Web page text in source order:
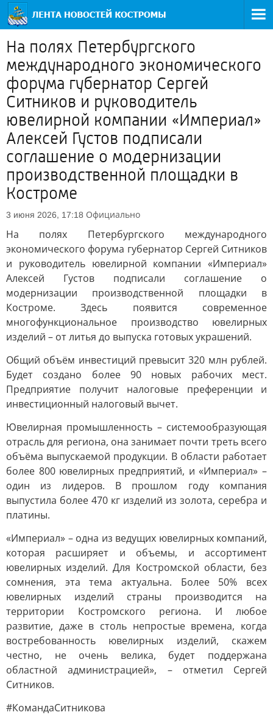
На полях Петербургского
международного экономического
форума губернатор Сергей
Ситников и руководитель
ювелирной компании «Империал»
Алексей Густов подписали
соглашение о модернизации
производственной площадки в
Костроме
3 июня 2026, 17:18 Официально
На полях Петербургского международного
экономического форума губернатор Сергей Ситников
и руководитель ювелирной компании «Империал»
Алексей Густов подписали соглашение о
модернизации производственной площадки в
Костроме. Здесь появится современное
многофункциональное производство ювелирных
изделий – от литья до выпуска готовых украшений.
Общий объём инвестиций превысит 320 млн рублей.
Будет создано более 90 новых рабочих мест.
Предприятие получит налоговые преференции и
инвестиционный налоговый вычет.
Ювелирная промышленность – системообразующая
отрасль для региона, она занимает почти треть всего
объёма выпускаемой продукции. В области работает
более 800 ювелирных предприятий, и «Империал» –
один из лидеров. В прошлом году компания
выпустила более 470 кг изделий из золота, серебра и
платины.
«Империал» – одна из ведущих ювелирных компаний,
которая расширяет и объемы, и ассортимент
ювелирных изделий. Для Костромской области, без
сомнения, эта тема актуальна. Более 50% всех
ювелирных изделий страны производится на
территории Костромского региона. И любое
развитие, даже в столь непростые времена, когда
востребованность ювелирных изделий, скажем
честно, не очень велика, будет поддержана
областной администрацией», – отметил Сергей
Ситников.
#КомандаСитникова